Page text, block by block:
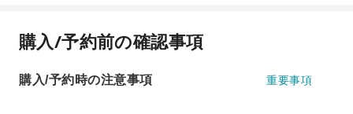
購入/予約前の確認事項
購入/予約時の注意事項 重要事項